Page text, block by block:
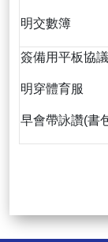
明交數簿
簽備用平板協
明穿體育服
早會帶詠讚(書